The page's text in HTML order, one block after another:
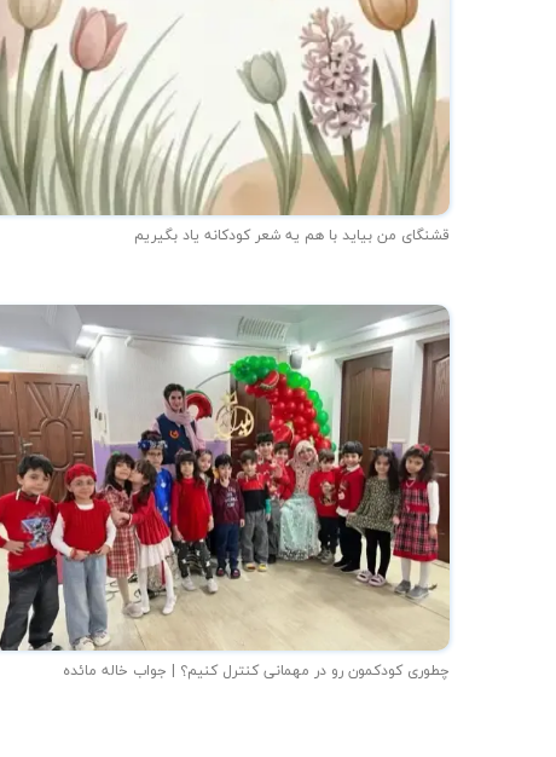
قشنگای من بيايد با هم یه شعر کودکانه ياد بگیریم
چطوری کودکمون رو در مهمانی کنترل کنیم؟ | جواب خاله مائده